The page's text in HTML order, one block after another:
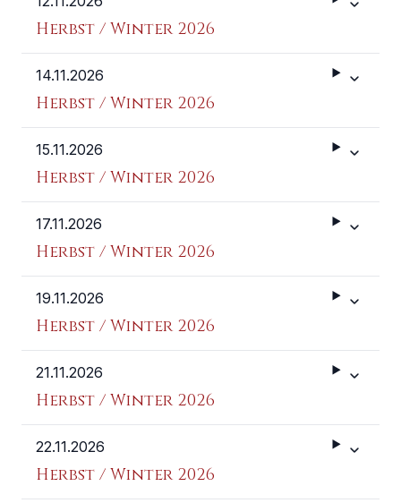
Herbst / Winter 2026
Weitere
14.11.2026
Herbst / Winter 2026
Weitere
15.11.2026
Herbst / Winter 2026
Weitere
17.11.2026
Herbst / Winter 2026
Weitere
19.11.2026
Herbst / Winter 2026
Weitere
21.11.2026
Herbst / Winter 2026
Weitere
22.11.2026
Herbst / Winter 2026
Weitere